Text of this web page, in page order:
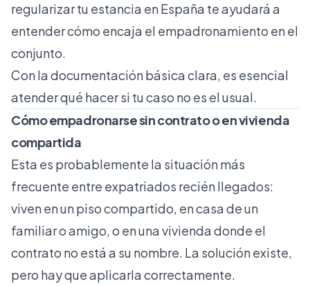
regularizar tu estancia en España te ayudará a
entender cómo encaja el empadronamiento en el
conjunto.
Con la documentación básica clara, es esencial
atender qué hacer si tu caso no es el usual.
Cómo empadronarse sin contrato o en vivienda
compartida
Esta es probablemente la situación más
frecuente entre expatriados recién llegados:
viven en un piso compartido, en casa de un
familiar o amigo, o en una vivienda donde el
contrato no está a su nombre. La solución existe,
pero hay que aplicarla correctamente.